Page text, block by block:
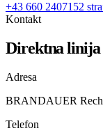
+43 660 2407152
Kontakt
Direktna linija
Adresa
BRANDAUER
Telefon